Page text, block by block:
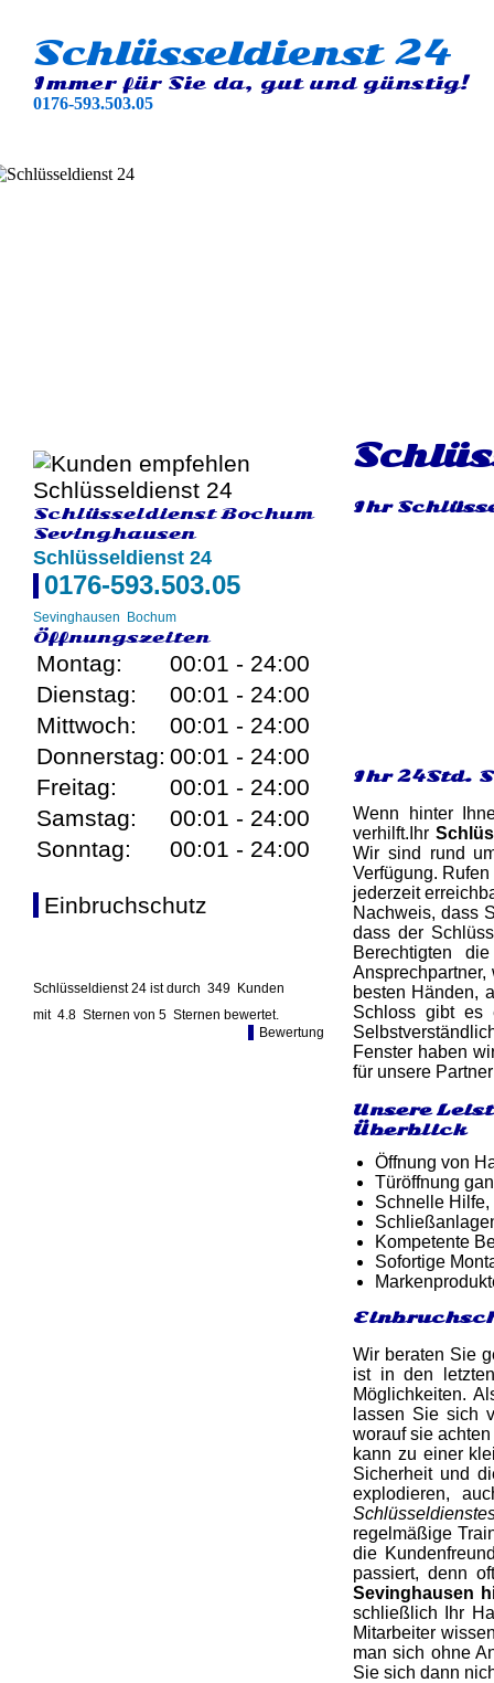
Schlüsseldienst 24
Immer für Sie da, gut und günstig!
0176-593.503.05
Schlüsseldienst Bochum
Sevinghausen
Schlüsseldienst 24
0176-593.503.05
Sevinghausen Bochum
Öffnungszeiten
Montag:
00:01 - 24:00
Dienstag:
00:01 - 24:00
Mittwoch:
00:01 - 24:00
Donnerstag: 00:01 - 24:00
Freitag:
00:01 - 24:00
Samstag:
00:01 - 24:00
Sonntag:
00:01 - 24:00
Einbruchschutz
Schlüsseldienst 24 ist durch 349 Kunden
mit 4.8 Sternen von 5 Sternen bewertet.
Bewertung
Ihr
Ihr 24Std.
Wenn hinter
verhilft.Ihr
Wir sind rund
Verfügung.
jederzeit
Nachweis, dass
dass der
Berechtigten
besten Händen,
Schloss gibt es
Fenster haben
für unsere
Unsere
Überblick
Öffnung von
Türöffnung
Schnelle Hilfe,
Kompetente
Sofortige
Wir beraten Sie
ist in den
Möglichkeiten.
lassen Sie sich
worauf sie
kann zu einer
Sicherheit und
explodieren,
regelmäßige
die
passiert, denn
Sevinghausen
schließlich Ihr
Mitarbeiter
man sich ohne
Sie sich dann